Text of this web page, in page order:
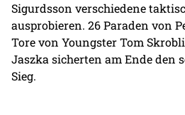
Sigurdsson verschiedene
ausprobieren. 26 Paraden von
Tore von Youngster Tom
Jaszka sicherten am Ende den
Sieg.